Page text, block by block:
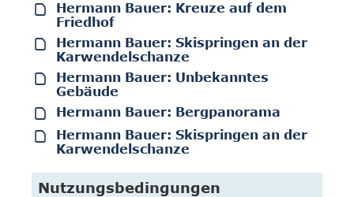
Hermann Bauer: Kreuze auf dem
Friedhof
Hermann Bauer: Skispringen an der
Karwendelschanze
Hermann Bauer: Unbekanntes
Gebäude
Hermann Bauer: Bergpanorama
Hermann Bauer: Skispringen an der
Karwendelschanze
Nutzungsbedingungen